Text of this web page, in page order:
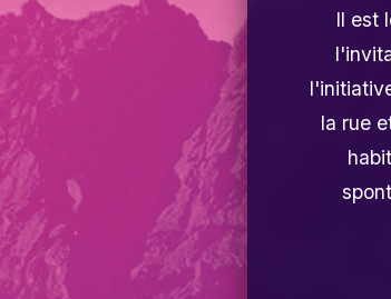
Il est
la rue